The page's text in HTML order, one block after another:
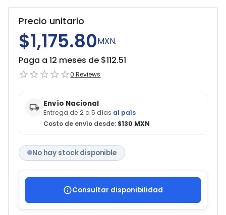
Precio unitario
$1,175.80MXN.
Paga a 12 meses de $112.51
0 Reviews
Envío Nacional
Entrega de 2 a 5 días al país
Costo de envío desde: $130 MXN
No hay stock disponible
Consultar disponibilidad